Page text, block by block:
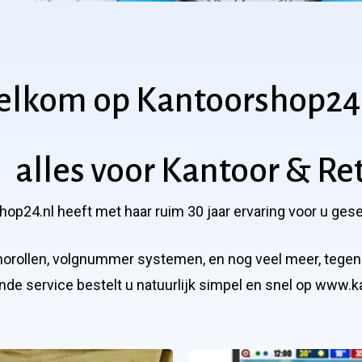
op
voor Kantoor &
heeft met haar ruim 30 jaar ervaring voor u
volgnummer systemen, en nog veel meer,
service bestelt u natuurlijk simpel en snel op